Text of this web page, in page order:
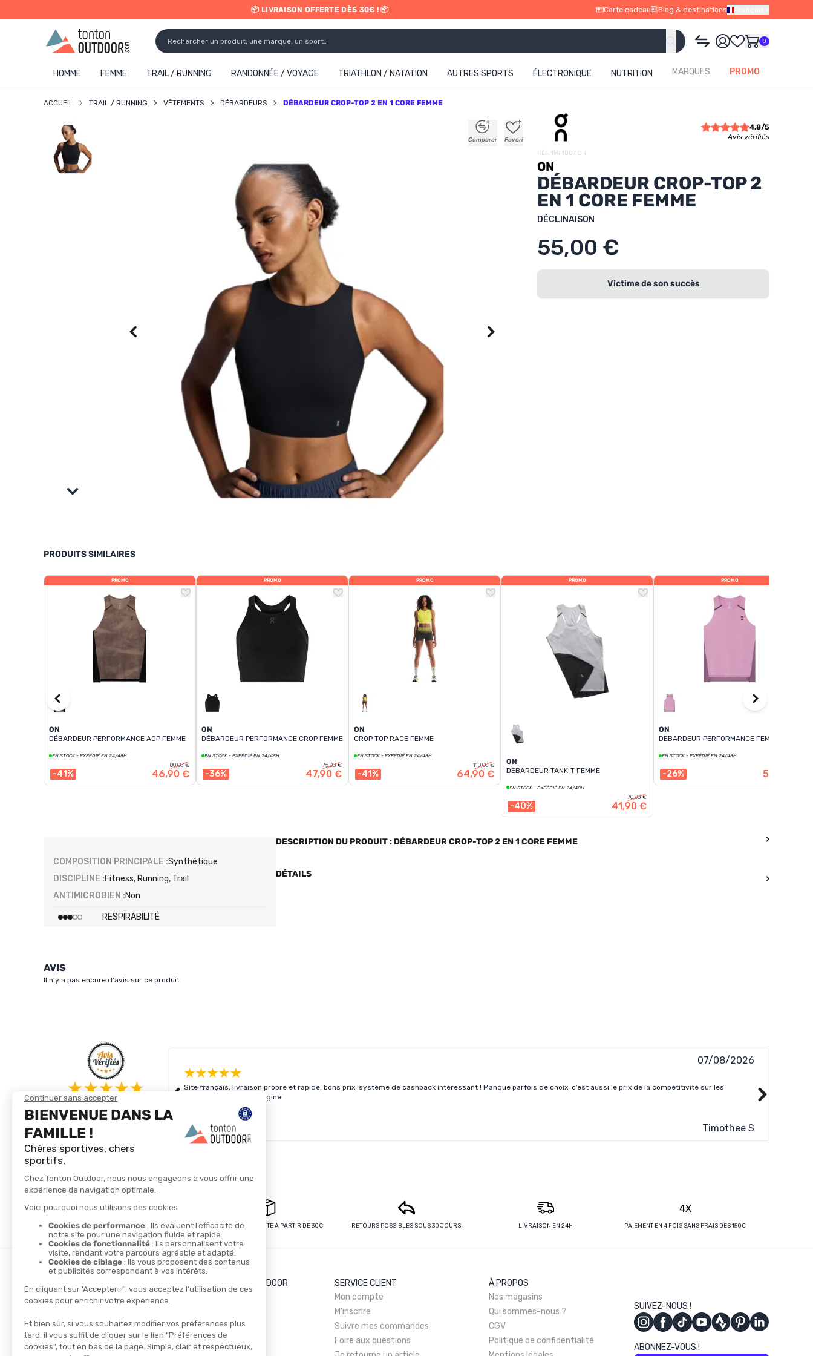
content
📦 LIVRAISON OFFERTE DÈS 30€ ! 📦
✨ RETRAIT EN MAGASIN GRATUIT
Carte cadeau Blog & destinations
0
HOMME FEMME TRAIL / RUNNING RANDONNÉE / VOYAGE TRIATHLON / NATATION AUTRES SPORTS ÉLECTRONIQUE NUTRITION MARQUES PROMO
ACCUEIL TRAIL / RUNNING VÊTEMENTS DÉBARDEURS DÉBARDEUR CROP-TOP 2 EN 1 CORE FEMME
+
+
Comparer
+
+
Favori
4.8/5
Avis vérifiés
RÉF. 1WF1007.ON
ON
DÉBARDEUR CROP-TOP 2
EN 1 CORE FEMME
DÉCLINAISON
55,00 €
Victime de son succès
PRODUITS SIMILAIRES
PROMO
ON
DÉBARDEUR PERFORMANCE AOP FEMME
EN STOCK - EXPÉDIÉ EN 24/48H
-41%
80,00 €
46,90 €
PROMO
ON
DÉBARDEUR PERFORMANCE CROP FEMME
EN STOCK - EXPÉDIÉ EN 24/48H
-36%
75,00 €
47,90 €
PROMO
ON
CROP TOP RACE FEMME
EN STOCK - EXPÉDIÉ EN 24/48H
-41%
110,00 €
64,90 €
PROMO
ON
DEBARDEUR TANK-T FEMME
EN STOCK - EXPÉDIÉ EN 24/48H
-40%
70,00 €
41,90 €
PROMO
ON
DEBARDEUR PERFORMANCE FEMME
EN STOCK - EXPÉDIÉ EN 24/48H
-26% 52,00 €
COMPOSITION PRINCIPALE :Synthétique
DISCIPLINE :Fitness, Running, Trail
ANTIMICROBIEN :Non
RESPIRABILITÉ
DESCRIPTION DU PRODUIT : DÉBARDEUR CROP-TOP 2 EN 1 CORE FEMME
DÉTAILS
AVIS
Il n'y a pas encore d'avis sur ce produit
4.8/5
Basé sur4 318avis des 12 derniers mois
Voir tous les avis
07/08/2026
Site français, livraison propre et rapide, bons prix, système de cashback intéressant ! Manque parfois de choix, c’est aussi le prix de la compétitivité sur les
produits existants j’imagine
Timothee S
PAIEMENT SÉCURISÉ LIVRAISON GRATUITE À PARTIR DE 30€ RETOURS POSSIBLES SOUS 30 JOURS LIVRAISON EN 24H
4X
PAIEMENT EN 4 FOIS SANS FRAIS DÈS 150€
TROUVER UN MAGASIN
CONTACTEZ-NOUS
LES + DE TONTON OUTDOOR
Les codes promos
SERVICE CLIENT
Mon compte
M'inscrire
Suivre mes commandes
Foire aux questions
À PROPOS
Nos magasins
Qui sommes-nous ?
CGV
Politique de confidentialité
SUIVEZ-NOUS !
ABONNEZ-VOUS !